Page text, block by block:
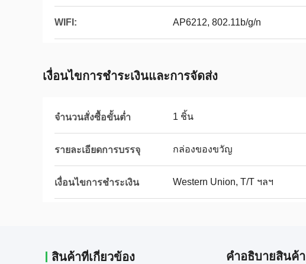
WIFI: AP6212, 802.11b/g/n
เงื่อนไขการชําระเงินและการจัดส่ง
จำนวนสั่งซื้อขั้นต่ำ 1 ชิ้น
รายละเอียดการบรรจุ กล่องของขวัญ
เงื่อนไขการชำระเงิน Western Union, T/T ฯลฯ
สินค้าที่เกี่ยวข้อง คําอธิบายสินค้า